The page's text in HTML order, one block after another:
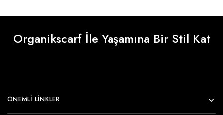
Organikscarf İle Yaşamına Bir Stil Kat
ÖNEMLI LINKLER